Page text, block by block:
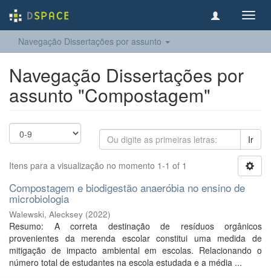
Navegação Dissertações por assunto
Navegação Dissertações por
assunto "Compostagem"
Ir
Itens para a visualização no momento 1-1 of 1
Compostagem e biodigestão anaeróbia no ensino de
microbiologia
Walewski, Alecksey (2022)
Resumo: A correta destinação de resíduos orgânicos
provenientes da merenda escolar constitui uma medida de
mitigação de impacto ambiental em escolas. Relacionando o
número total de estudantes na escola estudada e a média ...